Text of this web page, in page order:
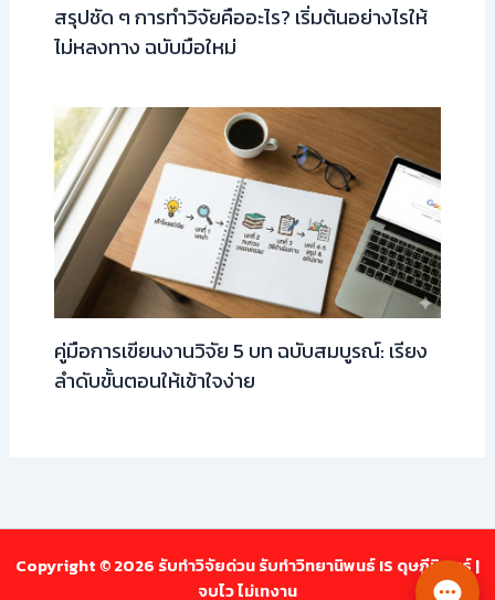
สรุปชัด ๆ การทำวิจัยคืออะไร? เริ่มต้นอย่างไรให้
ไม่หลงทาง ฉบับมือใหม่
คู่มือการเขียนงานวิจัย 5 บท ฉบับสมบูรณ์: เรียง
ลำดับขั้นตอนให้เข้าใจง่าย
Copyright © 2026 รับทำวิจัยด่วน รับทำวิทยานิพนธ์ IS ดุษฎีนิพนธ์ |
จบไว ไม่เทงาน